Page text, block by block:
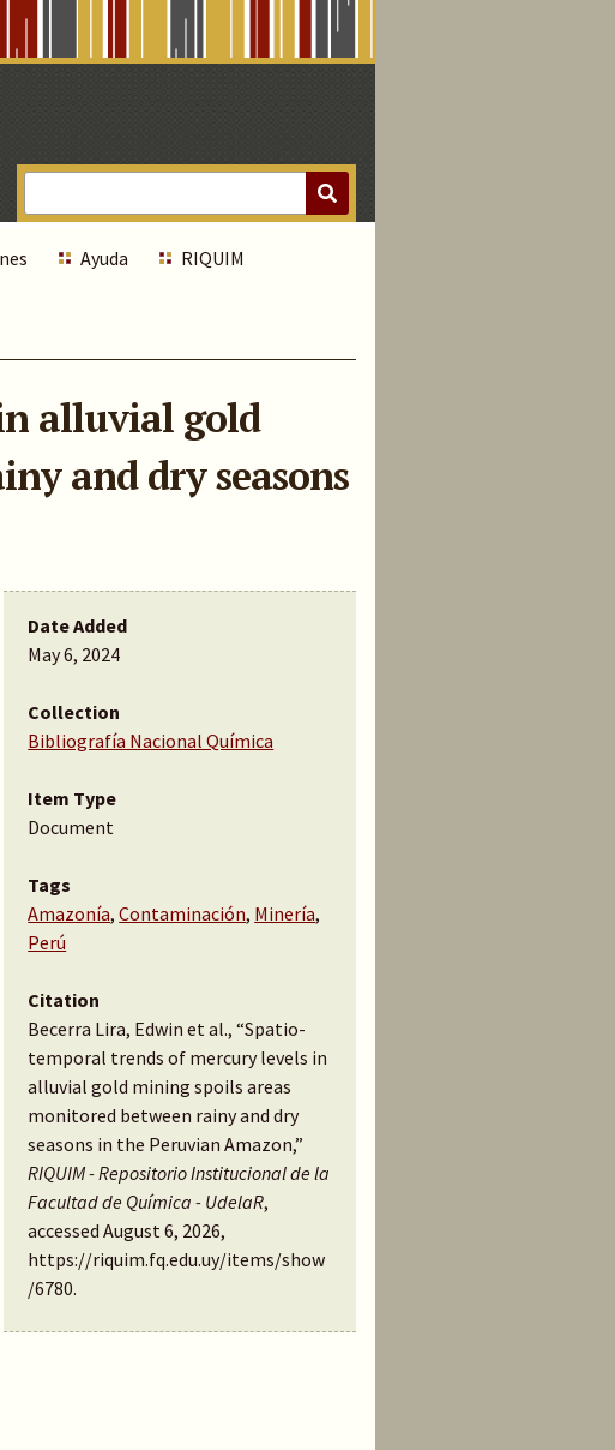
Ayuda RIQUIM
alluvial gold
and dry seasons
Date Added
May 6, 2024
Collection
Bibliografía Nacional Química
Item Type
Document
Tags
Amazonía,Contaminación, Minería,
Perú
Citation
Becerra Lira, Edwin et al., “Spatio-
temporal trends of mercury levels in
alluvial gold mining spoils areas
monitored between rainy and dry
seasons in the Peruvian Amazon,”
RIQUIM - Repositorio Institucional de la
Facultad de Química - UdelaR,
accessed August 6, 2026,
https://riquim.fq.edu.uy/items/show
/6780.